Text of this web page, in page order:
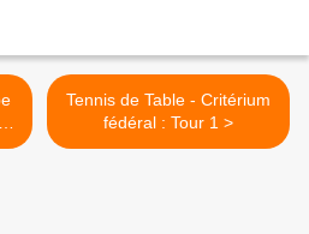
Tennis de Table - Critérium
fédéral : Tour 1 >